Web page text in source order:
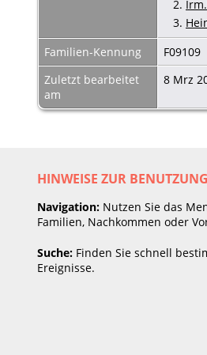
2.
3.
Familien-Kennung
F09109
Zuletzt bearbeitet
am
8 Mrz
HINWEISE ZUR BENUTZUNG
Navigation: Nutzen Sie das
Familien, Nachkommen oder
Suche: Finden Sie schnell
Ereignisse.